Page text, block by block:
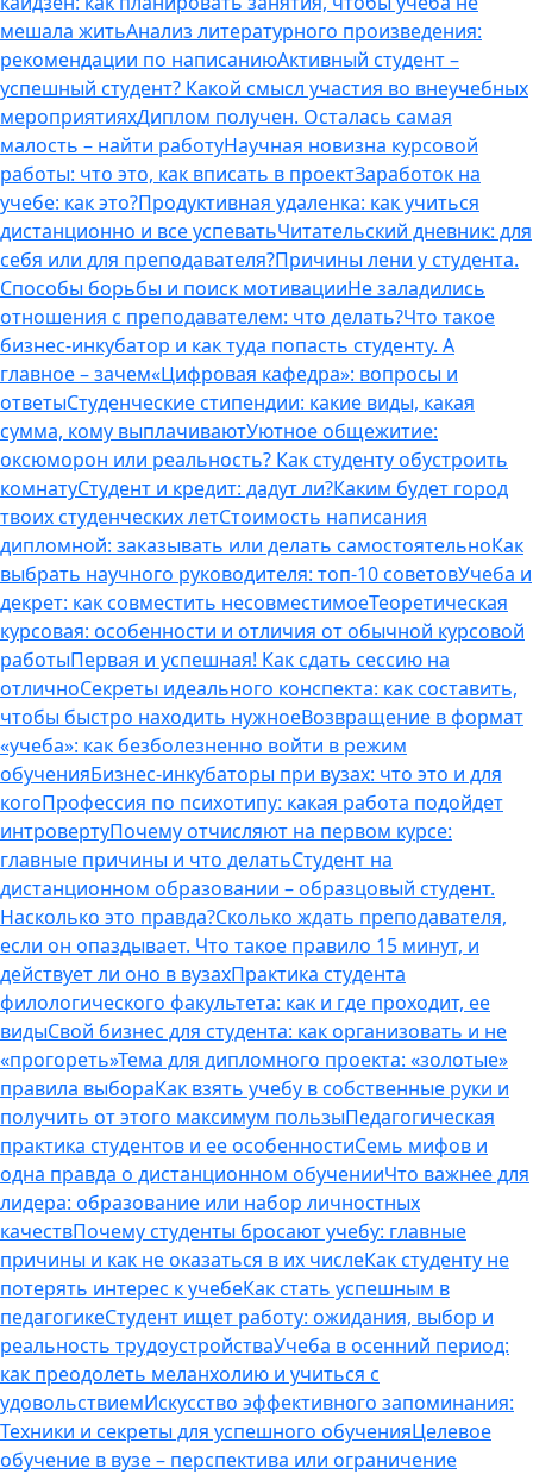
мешала житьАнализ литературного произведения:
рекомендации по написаниюАктивный студент –
успешный студент? Какой смысл участия во внеучебных
мероприятияхДиплом получен. Осталась самая
малость – найти работуНаучная новизна курсовой
работы: что это, как вписать в проектЗаработок на
учебе: как это?Продуктивная удаленка: как учиться
дистанционно и все успеватьЧитательский дневник: для
себя или для преподавателя?Причины лени у студента.
Способы борьбы и поиск мотивацииНе заладились
отношения с преподавателем: что делать?Что такое
бизнес-инкубатор и как туда попасть студенту. А
главное – зачем«Цифровая кафедра»: вопросы и
ответыСтуденческие стипендии: какие виды, какая
сумма, кому выплачиваютУютное общежитие:
оксюморон или реальность? Как студенту обустроить
комнатуСтудент и кредит: дадут ли?Каким будет город
твоих студенческих летСтоимость написания
дипломной: заказывать или делать самостоятельноКак
выбрать научного руководителя: топ-10 советовУчеба и
декрет: как совместить несовместимоеТеоретическая
курсовая: особенности и отличия от обычной курсовой
работыПервая и успешная! Как сдать сессию на
отличноСекреты идеального конспекта: как составить,
чтобы быстро находить нужноеВозвращение в формат
«учеба»: как безболезненно войти в режим
обученияБизнес-инкубаторы при вузах: что это и для
когоПрофессия по психотипу: какая работа подойдет
интровертуПочему отчисляют на первом курсе:
главные причины и что делатьСтудент на
дистанционном образовании – образцовый студент.
Насколько это правда?Сколько ждать преподавателя,
если он опаздывает. Что такое правило 15 минут, и
действует ли оно в вузахПрактика студента
филологического факультета: как и где проходит, ее
видыСвой бизнес для студента: как организовать и не
«прогореть»Тема для дипломного проекта: «золотые»
правила выбораКак взять учебу в собственные руки и
получить от этого максимум пользыПедагогическая
практика студентов и ее особенностиСемь мифов и
одна правда о дистанционном обученииЧто важнее для
лидера: образование или набор личностных
качествПочему студенты бросают учебу: главные
причины и как не оказаться в их числеКак студенту не
потерять интерес к учебеКак стать успешным в
педагогикеСтудент ищет работу: ожидания, выбор и
реальность трудоустройстваУчеба в осенний период:
как преодолеть меланхолию и учиться с
удовольствиемИскусство эффективного запоминания:
Техники и секреты для успешного обученияЦелевое
обучение в вузе – перспектива или ограничение